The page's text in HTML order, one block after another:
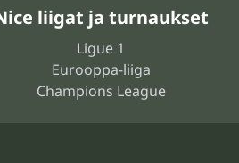
liigat ja turnaukset
Ligue 1
Eurooppa-liiga
Champions League